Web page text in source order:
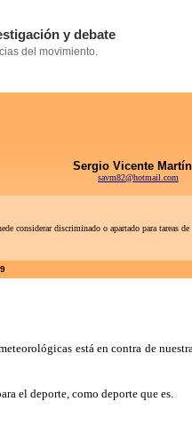
Sergio Vicente
savm82@hotmail.com
considerar discriminado o apartado para tareas de
está en contra de
el deporte, como deporte que es.